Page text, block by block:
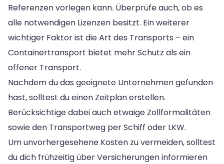
Referenzen vorlegen kann. Überprüfe auch, ob es
alle notwendigen Lizenzen besitzt. Ein weiterer
wichtiger Faktor ist die Art des Transports – ein
Containertransport bietet mehr Schutz als ein
offener Transport.
Nachdem du das geeignete Unternehmen gefunden
hast, solltest du einen Zeitplan erstellen.
Berücksichtige dabei auch etwaige Zollformalitäten
sowie den Transportweg per Schiff oder LKW.
Um unvorhergesehene Kosten zu vermeiden, solltest
du dich frühzeitig über Versicherungen informieren